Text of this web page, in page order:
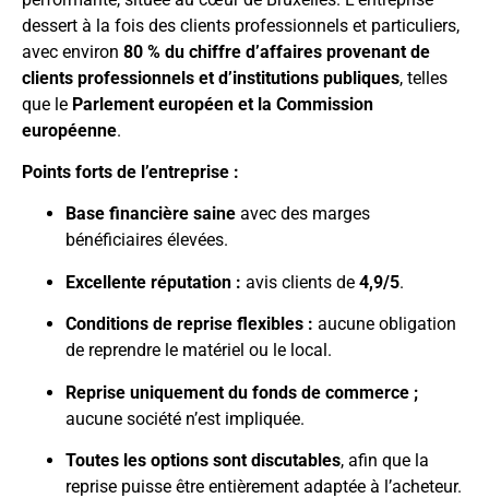
dessert à la fois des clients professionnels et particuliers,
avec environ 80 % du chiffre d’affaires provenant de
clients professionnels et d’institutions publiques, telles
que le Parlement européen et la Commission
européenne.
Points forts de l’entreprise :
Base financière saine avec des marges
bénéficiaires élevées.
Excellente réputation : avis clients de 4,9/5.
Conditions de reprise flexibles : aucune obligation
de reprendre le matériel ou le local.
Reprise uniquement du fonds de commerce ;
aucune société n’est impliquée.
Toutes les options sont discutables, afin que la
reprise puisse être entièrement adaptée à l’acheteur.